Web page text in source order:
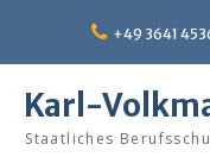
content
+49 3641
Karl-
Staatliches